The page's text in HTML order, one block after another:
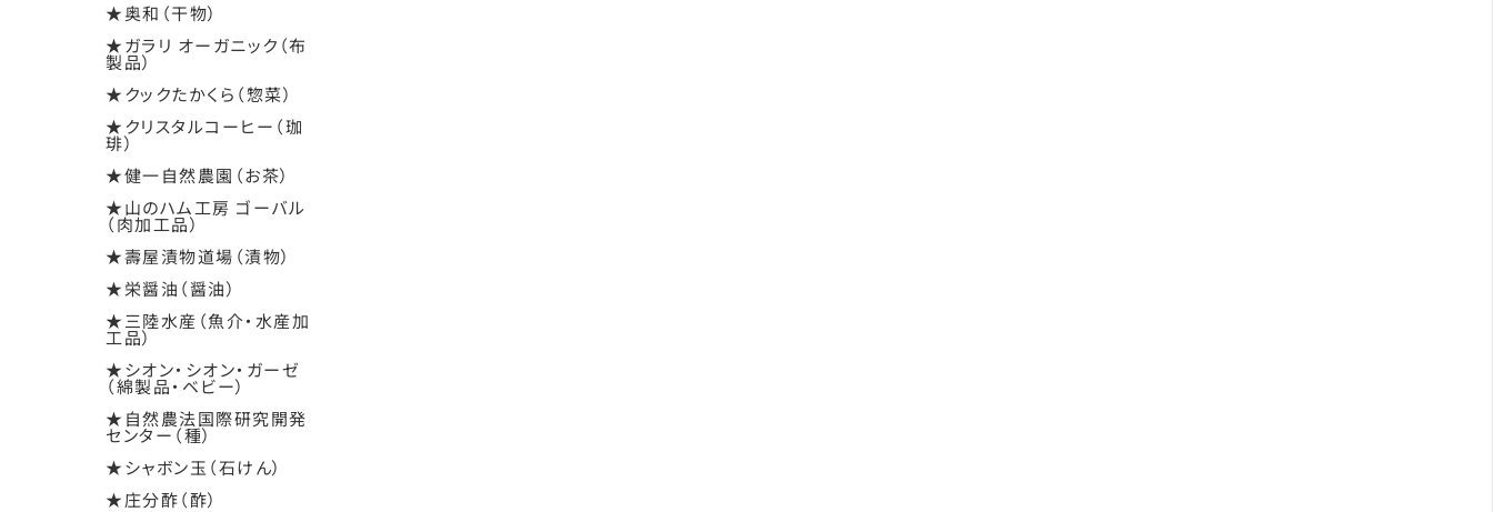
★奥和（干物）
★ガラリ オーガニック（布
製品）
★クックたかくら（惣菜）
★クリスタルコーヒー（珈
琲）
★健一自然農園（お茶）
★山のハム工房 ゴーバル
（肉加工品）
★壽屋漬物道場（漬物）
★栄醤油（醤油）
★三陸水産（魚介・水産加
工品）
★シオン・シオン・ガーゼ
（綿製品・ベビー）
★自然農法国際研究開発
センター（種）
★シャボン玉（石けん）
★庄分酢（酢）